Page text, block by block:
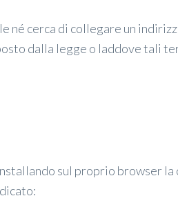
né cerca di collegare un
dalla legge o laddove tali
sul proprio browser